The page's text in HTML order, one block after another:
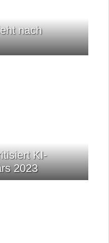
nach
KI-
2023